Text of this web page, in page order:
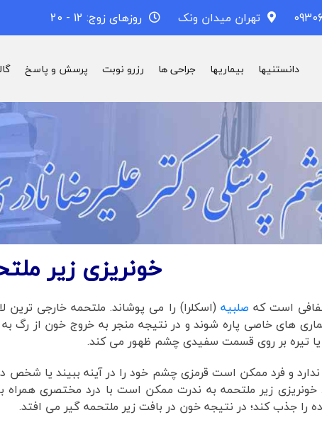
تهران میدان ونک روزهای زوج: 12 - 20
دانستنیها بیماریها جراحی ها رزرو نوبت پرسش و پاسخ
خونریزی زیر
است که صلبیه (اسکلرا) را می پوشاند. ملتحمه خارجی
های خاصی پاره شوند و در نتیجه منجر به خروج خون از رگ
تیره بر روی قسمت سفیدی چشم ظهور می کند.
ندارد و فرد ممکن است قرمزی چشم خود را در آینه ببیند یا شخص
زیر ملتحمه به ندرت ممکن است با درد مختصری همراه
را جذب کند؛ در نتیجه خون در بافت زیر ملتحمه گیر می افتد.